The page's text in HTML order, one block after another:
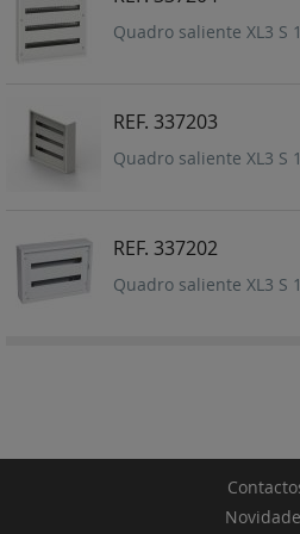
Quadro saliente XL3 S
REF. 337203
Quadro saliente XL3 S
REF. 337202
Quadro saliente XL3 S